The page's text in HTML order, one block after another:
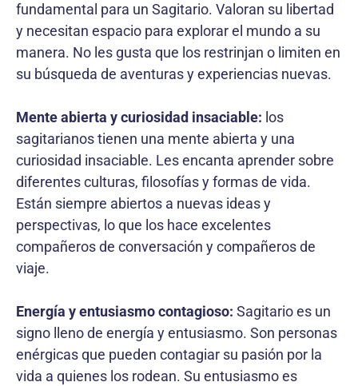
fundamental para un Sagitario. Valoran su libertad
y necesitan espacio para explorar el mundo a su
manera. No les gusta que los restrinjan o limiten en
su búsqueda de aventuras y experiencias nuevas.
Mente abierta y curiosidad insaciable: los
sagitarianos tienen una mente abierta y una
curiosidad insaciable. Les encanta aprender sobre
diferentes culturas, filosofías y formas de vida.
Están siempre abiertos a nuevas ideas y
perspectivas, lo que los hace excelentes
compañeros de conversación y compañeros de
viaje.
Energía y entusiasmo contagioso: Sagitario es un
signo lleno de energía y entusiasmo. Son personas
enérgicas que pueden contagiar su pasión por la
vida a quienes los rodean. Su entusiasmo es